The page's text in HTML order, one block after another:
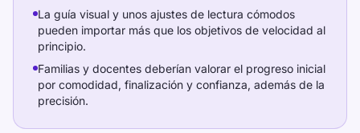
La guía visual y unos ajustes de lectura cómodos
pueden importar más que los objetivos de velocidad al
principio.
Familias y docentes deberían valorar el progreso inicial
por comodidad, finalización y confianza, además de la
precisión.